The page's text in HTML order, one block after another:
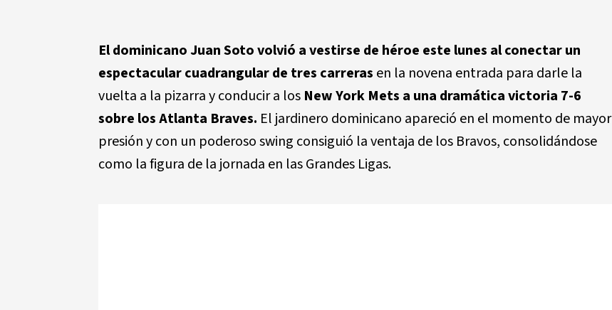
El dominicano Juan Soto volvió a vestirse de héroe este lunes al conectar un
espectacular cuadrangular de tres carreras en la novena entrada para darle la
vuelta a la pizarra y conducir a los New York Mets a una dramática victoria 7-6
sobre los Atlanta Braves. El jardinero dominicano apareció en el momento de mayor
presión y con un poderoso swing consiguió la ventaja de los Bravos, consolidándose
como la figura de la jornada en las Grandes Ligas.